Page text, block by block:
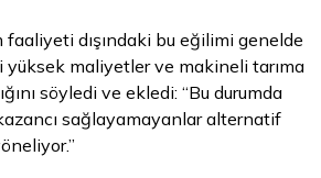
faaliyeti dışındaki bu eğilimi genelde
maliyetler ve makineli tarıma
söyledi ve ekledi: “Bu durumda
sağlayamayanlar alternatif